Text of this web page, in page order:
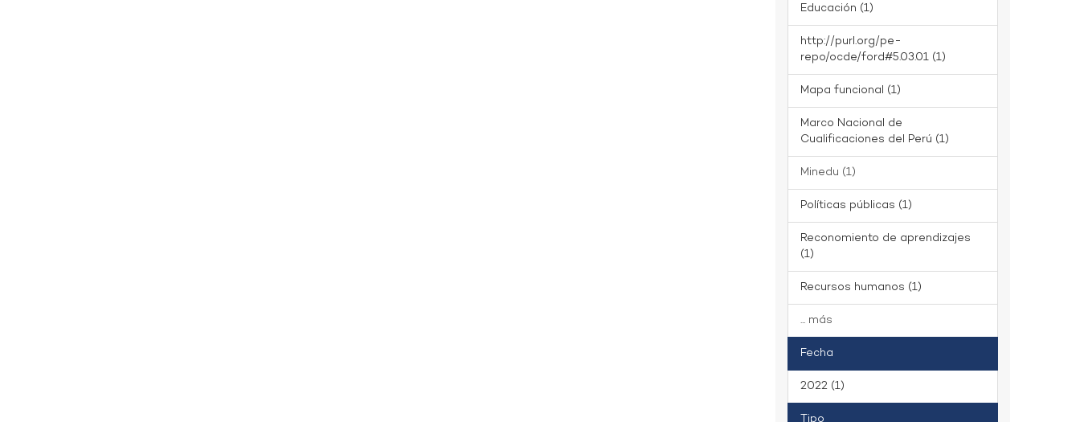
Educación (1)
http://purl.org/pe-
repo/ocde/ford#5.03.01 (1)
Mapa funcional (1)
Marco Nacional de
Cualificaciones del Perú (1)
Minedu (1)
Políticas públicas (1)
Reconomiento de aprendizajes
(1)
Recursos humanos (1)
... más
Fecha
2022 (1)